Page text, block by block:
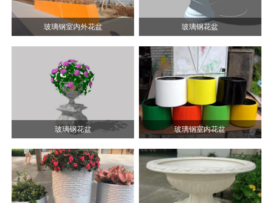
玻璃钢室内外花盆 玻璃钢花盆
玻璃钢花盆 玻璃钢室内花盆